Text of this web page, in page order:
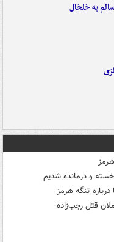
به خلخال
تنگه هرمز
قتل رجب‌زاده